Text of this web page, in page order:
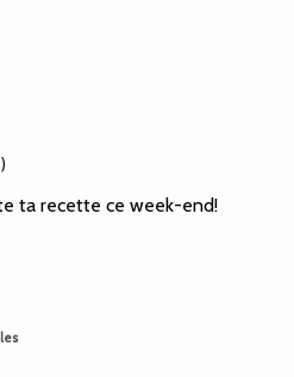
ta recette ce week-end!